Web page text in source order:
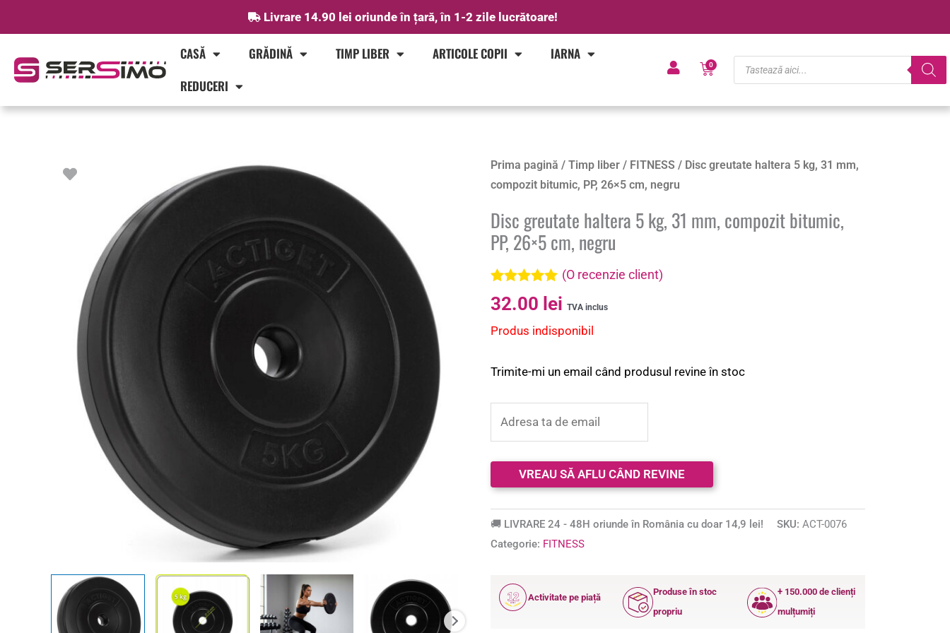
Livrare 14.90 lei oriunde în țară, în 1-2 zile lucrătoare!
CASĂ GRĂDINĂ TIMP LIBER ARTICOLE COPII
IARNA
REDUCERI
0
Cart
Products
search
Prima pagină /Timp liber / FITNESS / Disc greutate haltera 5 kg, 31 mm,
compozit bitumic, PP, 26×5 cm, negru
Disc greutate haltera 5 kg, 31 mm, compozit bitumic,
PP, 26×5 cm, negru
Evaluat la
5.00din 5 pe
singure
(O recenzie client)
32.00 lei TVA inclus
Produs indisponibil
Trimite-mi un email când produsul revine în stoc
🚚 LIVRARE 24 - 48H oriunde în România cu doar 14,9 lei! SKU:ACT-0076
Categorie: FITNESS
12
ANI
Activitate pe piață
Produse în stoc
propriu
+ 150.000 de clienți
mulțumiți